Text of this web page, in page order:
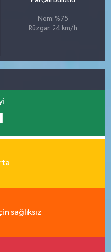
Nem: %75
Rüzgar: 24 km/h
sağlıksız